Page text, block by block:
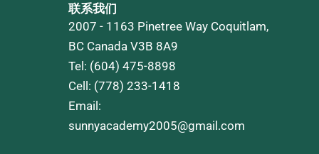
联系我们
2007 - 1163 Pinetree Way Coquitlam,
BC Canada V3B 8A9
Tel: (604) 475-8898
Cell: (778) 233-1418
Email:
sunnyacademy2005@gmail.com